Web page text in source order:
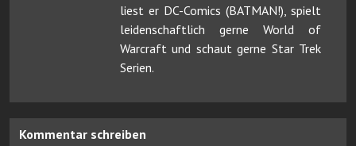
liest er DC-Comics (BATMAN!), spielt
leidenschaftlich gerne World of
Warcraft und schaut gerne Star Trek
Serien.
Kommentar schreiben